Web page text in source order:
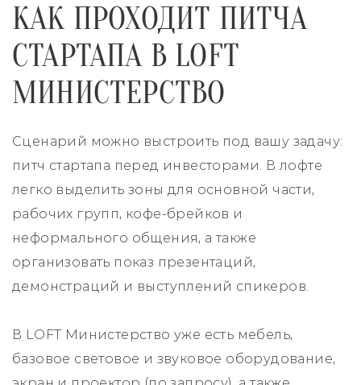
КАК ПРОХОДИТ ПИТЧА
СТАРТАПА В LOFT
МИНИСТЕРСТВО
Сценарий можно выстроить под вашу задачу:
питч стартапа перед инвесторами. В лофте
легко выделить зоны для основной части,
рабочих групп, кофе-брейков и
неформального общения, а также
организовать показ презентаций,
демонстраций и выступлений спикеров.
В LOFT Министерство уже есть мебель,
базовое световое и звуковое оборудование,